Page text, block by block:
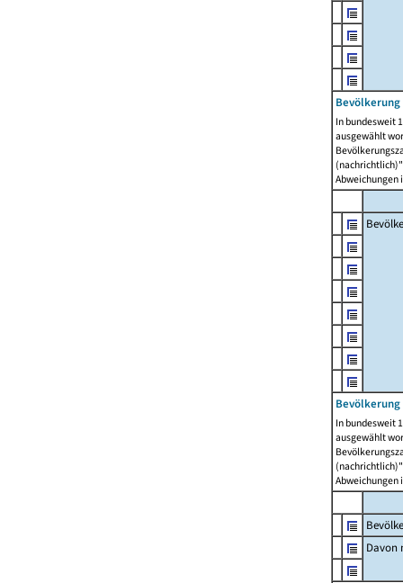
In bundesweit
ausgewählt
Abweichungen
In bundesweit
ausgewählt
Abweichungen
Davon